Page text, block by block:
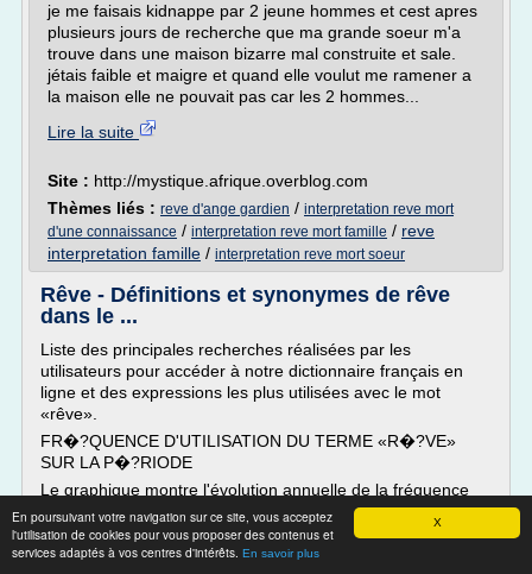
X
En poursuivant votre navigation sur ce site, vous acceptez
l'utilisation de cookies pour vous proposer des contenus et
services adaptés à vos centres d'intérêts. En savoir plus
je me faisais kidnappe par 2 jeune hommes et cest apres
plusieurs jours de recherche que ma grande soeur m'a
trouve dans une maison bizarre mal construite et sale.
jétais faible et maigre et quand elle voulut me ramener a
la maison elle ne pouvait pas car les 2 hommes...
Lire la suite
Site : http://mystique.afrique.overblog.com
Thèmes liés : reve d'ange gardien / interpretation reve mort
d'une connaissance / interpretation reve mort famille / reve
interpretation famille / interpretation reve mort soeur
Rêve - Définitions et synonymes de rêve
dans le ...
Liste des principales recherches réalisées par les
utilisateurs pour accéder à notre dictionnaire français en
ligne et des expressions les plus utilisées avec le mot
«rêve».
FR�?QUENCE D'UTILISATION DU TERME «R�?VE»
SUR LA P�?RIODE
Le graphique montre l'évolution annuelle de la fréquence
d'utilisation du mot «rêve» durant les 500 dernières années.
Son implémentation est...